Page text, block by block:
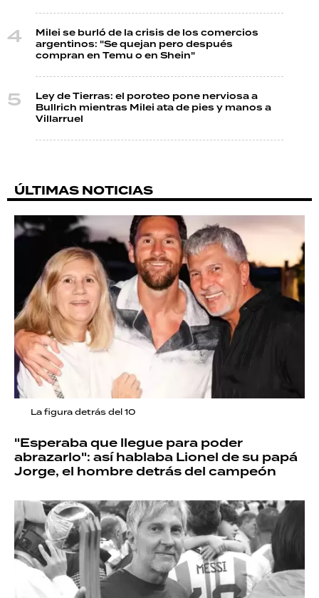
Milei se burló de la crisis de los comercios
argentinos: "Se quejan pero después
compran en Temu o en Shein"
Ley de Tierras: el poroteo pone nerviosa a
Bullrich mientras Milei ata de pies y manos a
Villarruel
ÚLTIMAS NOTICIAS
La figura detrás del 10
"Esperaba que llegue para poder
abrazarlo": así hablaba Lionel de su papá
Jorge, el hombre detrás del campeón